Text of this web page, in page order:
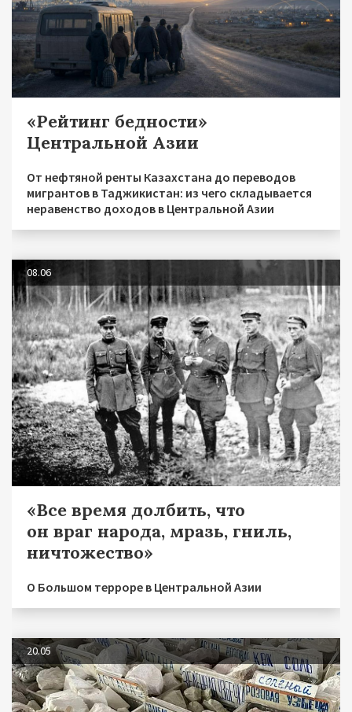
«Рейтинг бедности»
Центральной Азии
От нефтяной ренты Казахстана до переводов
мигрантов в Таджикистан: из чего складывается
неравенство доходов в Центральной Азии
08.06
«Все время долбить, что
он враг народа, мразь, гниль,
ничтожество»
О Большом терроре в Центральной Азии
20.05